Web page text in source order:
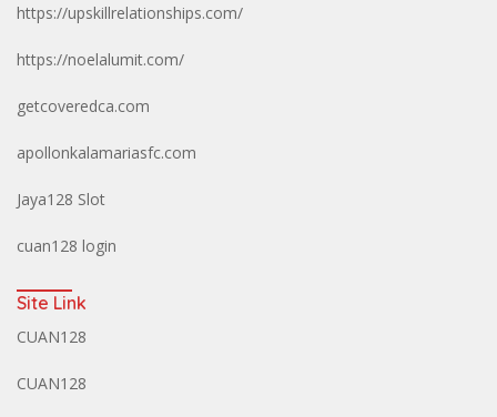
https://upskillrelationships.com/
https://noelalumit.com/
getcoveredca.com
apollonkalamariasfc.com
Jaya128 Slot
cuan128 login
Site Link
CUAN128
CUAN128